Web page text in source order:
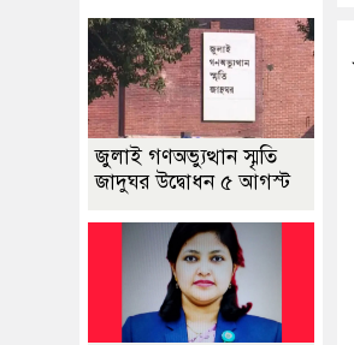
জুলাই গণঅভ্যুত্থান স্মৃতি
জাদুঘর উদ্বোধন ৫ আগস্ট